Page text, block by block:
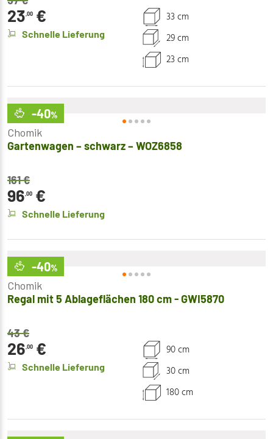
23,00 €
Schnelle Lieferung
33 cm
29 cm
23 cm
-40%
Chomik
Gartenwagen – schwarz – WOZ6858
161€
96,00 €
Schnelle Lieferung
-40%
Chomik
Regal mit 5 Ablageflächen 180 cm - GWI5870
43€
26,00 €
Schnelle Lieferung
90 cm
30 cm
180 cm